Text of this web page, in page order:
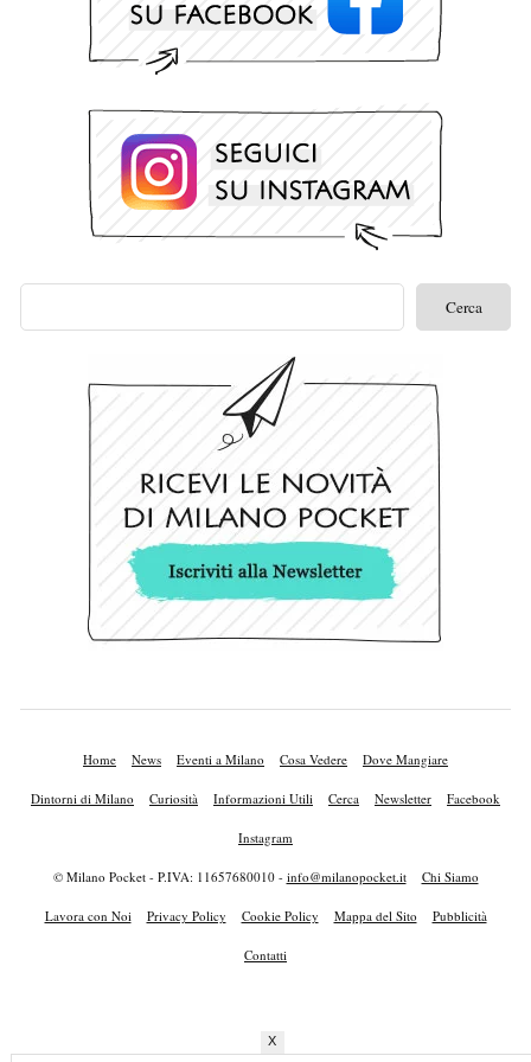
Home News Eventi a Milano Cosa Vedere Dove Mangiare
Dintorni di Milano Curiosità Informazioni Utili Cerca Newsletter Facebook
Instagram
© Milano Pocket - P.IVA: 11657680010 - info@milanopocket.it Chi Siamo
Lavora con Noi Privacy Policy Cookie Policy Mappa del Sito Pubblicità
Contatti
X